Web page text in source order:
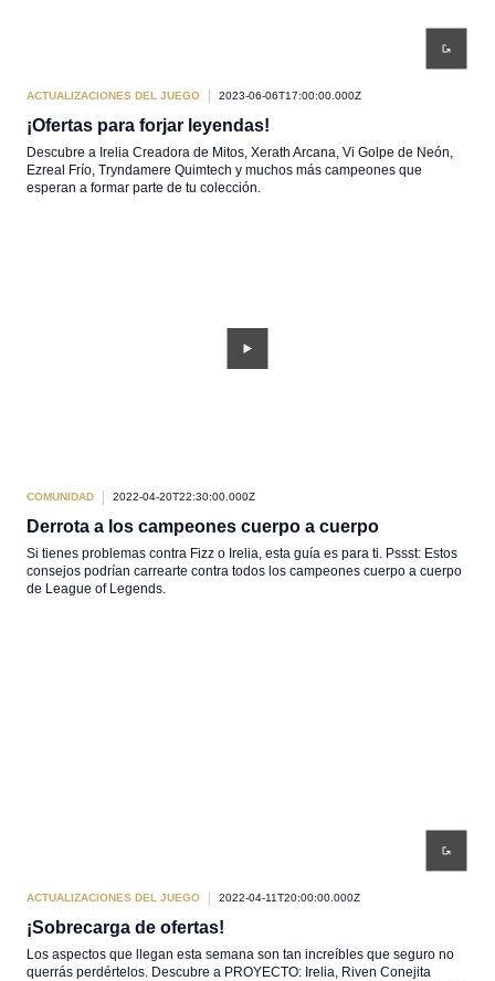
ACTUALIZACIONES DEL JUEGO 2023-06-06T17:00:00.000Z
¡Ofertas para forjar leyendas!
Descubre a Irelia Creadora de Mitos, Xerath Arcana, Vi Golpe de Neón,
Ezreal Frío, Tryndamere Quimtech y muchos más campeones que
esperan a formar parte de tu colección.
COMUNIDAD 2022-04-20T22:30:00.000Z
Derrota a los campeones cuerpo a cuerpo
Si tienes problemas contra Fizz o Irelia, esta guía es para ti. Pssst: Estos
consejos podrían carrearte contra todos los campeones cuerpo a cuerpo
de League of Legends.
ACTUALIZACIONES DEL JUEGO 2022-04-11T20:00:00.000Z
¡Sobrecarga de ofertas!
Los aspectos que llegan esta semana son tan increíbles que seguro no
querrás perdértelos. Descubre a PROYECTO: Irelia, Riven Conejita